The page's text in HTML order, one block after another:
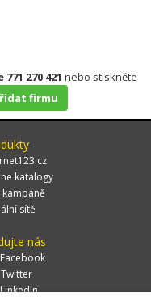
270 421 nebo stiskněte
firmu
katalogy
kampaně
sítě
nás
Facebook
Twitter
LinkedIn